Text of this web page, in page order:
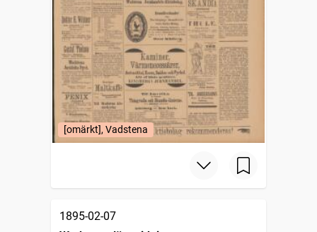
[omärkt], Vadstena
1895-02-07